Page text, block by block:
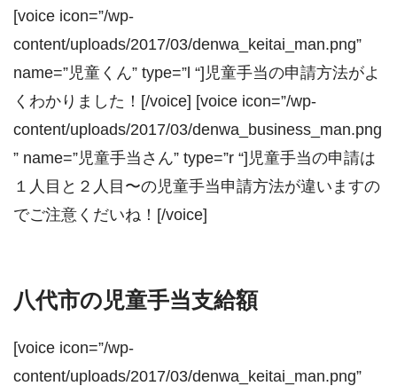
[voice icon=”/wp-
content/uploads/2017/03/denwa_keitai_man.png”
name=”児童くん” type=”l “]児童手当の申請方法がよ
くわかりました！[/voice] [voice icon=”/wp-
content/uploads/2017/03/denwa_business_man.png
” name=”児童手当さん” type=”r “]児童手当の申請は
１人目と２人目〜の児童手当申請方法が違いますの
でご注意くだいね！[/voice]
八代市の児童手当支給額
[voice icon=”/wp-
content/uploads/2017/03/denwa_keitai_man.png”